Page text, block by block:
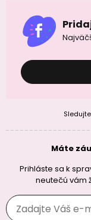
Máte
Prihláste sa k
neutečú vám